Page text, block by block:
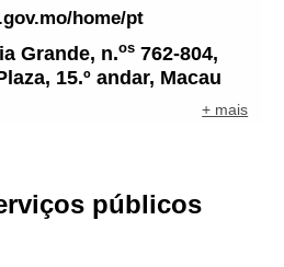
home/pt
Grande, n.os 762-804,
15.º andar, Macau
+ mais
públicos